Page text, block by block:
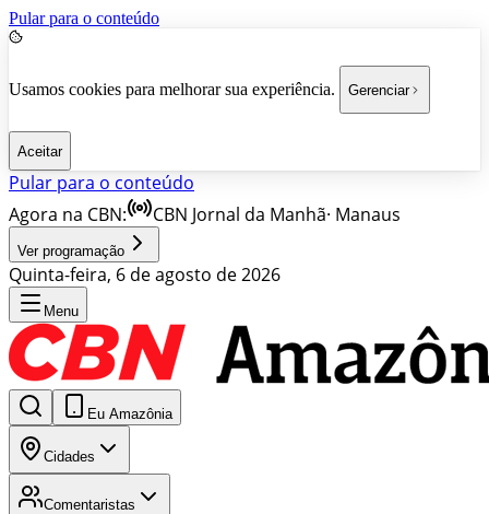
Pular para o conteúdo
Usamos cookies para melhorar sua experiência. Gerenciar
Aceitar
Pular para o conteúdo
Agora na CBN:
CBN Jornal da Manhã· Manaus
Ver programação
Quinta-feira, 6 de agosto de 2026
Menu
Eu Amazônia
Cidades
Comentaristas